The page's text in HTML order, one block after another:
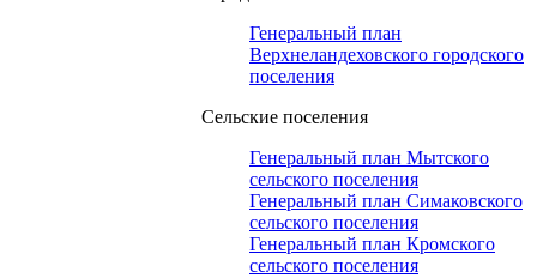
Генеральный план
Верхнеландеховского городского
поселения
Сельские поселения
Генеральный план Мытского
сельского поселения
Генеральный план Симаковского
сельского поселения
Генеральный план Кромского
сельского поселения